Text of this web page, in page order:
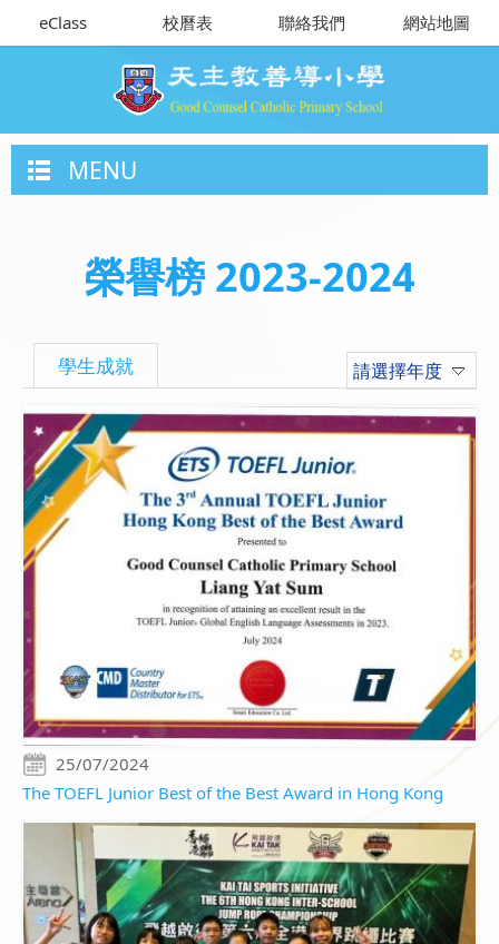
eClass 校曆表 聯絡我們 網站地圖
MENU
榮譽榜 2023-2024
請選擇年度
學生成就
25/07/2024
The TOEFL Junior Best of the Best Award in Hong Kong